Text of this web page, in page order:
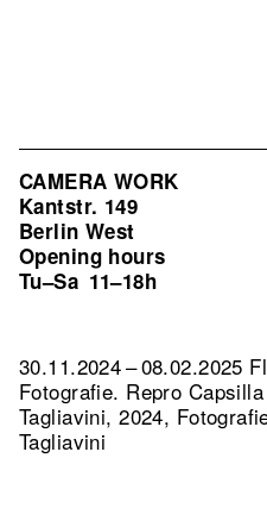
CAMERA WORK
Kantstr. 149
Berlin West
Opening hours
Tu–Sa 11–18h
30.11.2024 – 08.02.2025
Fotografie. Repro
Tagliavini, 2024,
Tagliavini